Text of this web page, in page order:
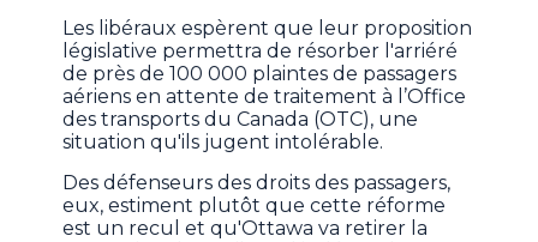
Les libéraux espèrent que leur proposition
législative permettra de résorber l'arriéré
de près de 100 000 plaintes de passagers
aériens en attente de traitement à l’Office
des transports du Canada (OTC), une
situation qu'ils jugent intolérable.
Des défenseurs des droits des passagers,
eux, estiment plutôt que cette réforme
est un recul et qu'Ottawa va retirer la